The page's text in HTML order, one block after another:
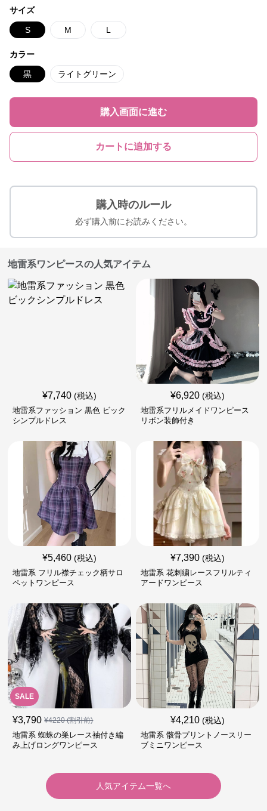
サイズ
S M L
カラー
黒 ライトグリーン
購入画面に進む
カートに追加する
購入時のルール
必ず購入前にお読みください。
地雷系ワンピースの人気アイテム
¥7,740 (税込)
地雷系ファッション 黒色 ビック
シンプルドレス
¥6,920 (税込)
地雷系フリルメイドワンピース
リボン装飾付き
¥5,460 (税込)
地雷系 フリル襟チェック柄サロ
ペットワンピース
¥7,390 (税込)
地雷系 花刺繍レースフリルティ
アードワンピース
SALE
¥3,790 ¥4220(割引前)
地雷系 蜘蛛の巣レース袖付き編
み上げロングワンピース
¥4,210 (税込)
地雷系 骸骨プリントノースリー
ブミニワンピース
人気アイテム一覧へ